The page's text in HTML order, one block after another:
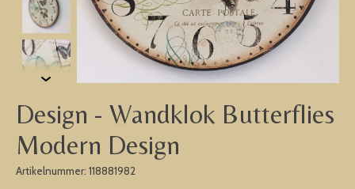
Design - Wandklok Butterflies
Modern Design
Artikelnummer: 118881982